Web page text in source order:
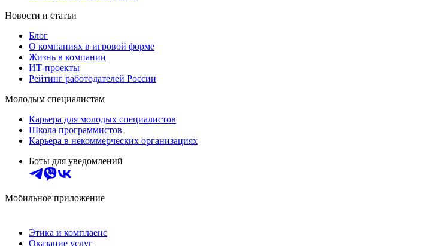
Новости и статьи
Блог
О компаниях в игровой форме
Жизнь в компании
ИТ-проекты
Рейтинг работодателей России
Молодым специалистам
Карьера для молодых специалистов
Школа программистов
Карьера в некоммерческих организациях
Боты для уведомлений
Мобильное приложение
Этика и комплаенс
Оказание услуг